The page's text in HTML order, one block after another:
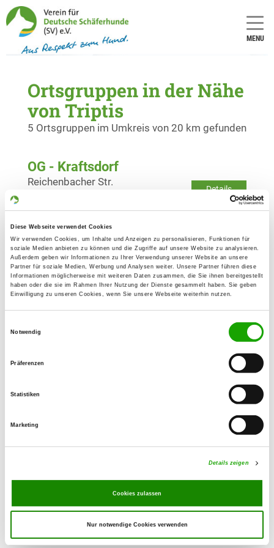
Diese Webseite verwendet Cookies
Wir verwenden Cookies, um Inhalte und Anzeigen zu personalisieren, Funktionen für
soziale Medien anbieten zu können und die Zugriffe auf unsere Website zu analysieren.
Außerdem geben wir Informationen zu Ihrer Verwendung unserer Website an unsere
Partner für soziale Medien, Werbung und Analysen weiter. Unsere Partner führen diese
Informationen möglicherweise mit weiteren Daten zusammen, die Sie ihnen bereitgestellt
haben oder die sie im Rahmen Ihrer Nutzung der Dienste gesammelt haben. Sie geben
Einwilligung zu unseren Cookies, wenn Sie unsere Webseite weiterhin nutzen.
Notwendig
Präferenzen
Statistiken
Marketing
Details zeigen
Cookies zulassen
Nur notwendige Cookies verwenden
MENU
Ortsgruppen in der Nähe
von Triptis
5 Ortsgruppen im Umkreis von 20 km gefunden
OG - Kraftsdorf
Details
Reichenbacher Str.
OG - Neustadt an der Orla, HSV
1925 e.V.
Details
Ziegenrücker Str./Am Buchnußberg
07806 Neustadt/Orla
Details
OG - Mittelpöllnitz e.V.
Details